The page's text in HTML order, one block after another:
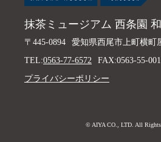
抹茶ミュージアム 西条園
〒445-0894
愛知県西尾市上町横町
TEL:0563-77-6572
FAX:0563-55-
プライバシーポリシー
© AIYA CO., LTD. All Rights